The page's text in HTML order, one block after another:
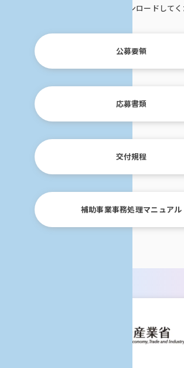
各種資料は以下のボタンからダウンロードしてく
公募要領
応募書類
交付規程
補助事業事務処理マニュアル